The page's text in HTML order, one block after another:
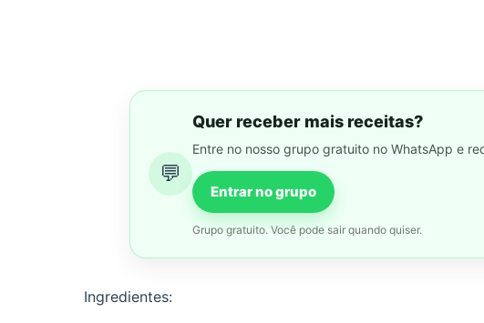
💬
Quer receber mais receitas?
Entre no nosso grupo gratuito no WhatsApp e
Entrar no grupo
Grupo gratuito. Você pode sair quando quiser.
Ingredientes: